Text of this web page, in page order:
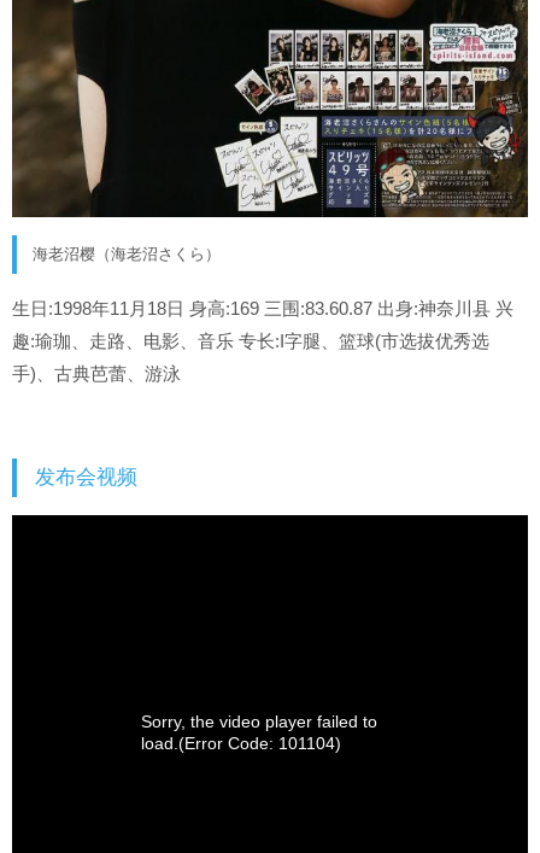
海老沼樱（海老沼さくら）
生日:1998年11月18日 身高:169 三围:83.60.87 出身:神奈川县 兴
趣:瑜珈、走路、电影、音乐 专长:I字腿、篮球(市选拔优秀选
手)、古典芭蕾、游泳
发布会视频
Sorry, the video player failed to
load.(Error Code: 101104)